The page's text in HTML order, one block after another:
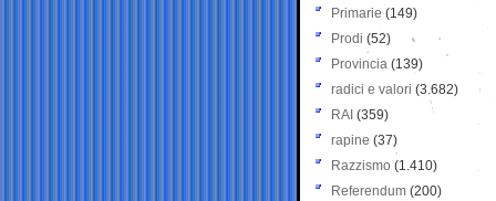
Primarie (149)
Prodi (52)
Provincia (139)
radici e valori (3.682)
RAI (359)
rapine (37)
Razzismo (1.410)
Referendum (200)